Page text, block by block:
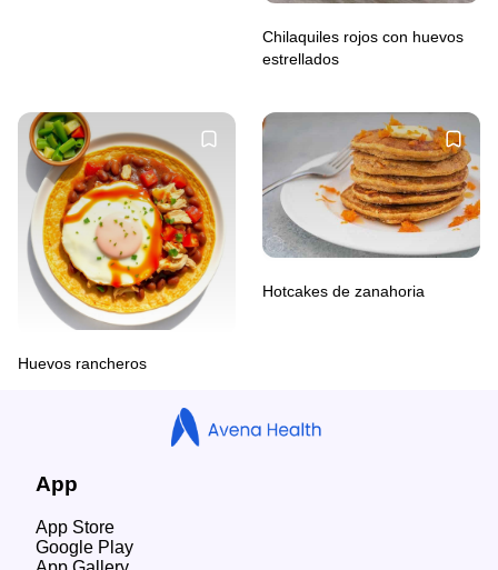
Chilaquiles rojos con huevos
estrellados
Huevos rancheros
Hotcakes de zanahoria
App
App Store
Google Play